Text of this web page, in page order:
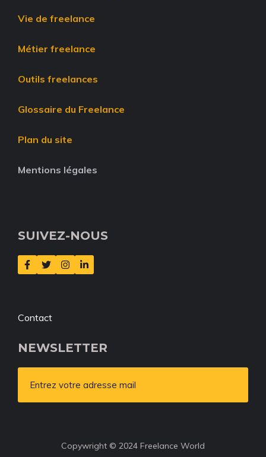
Vie de freelance
Métier freelance
Outils freelances
Glossaire du Freelance
Plan du site
Mentions légales
SUIVEZ-NOUS
Contact
NEWSLETTER
Entrez votre adresse mail
Copywright © 2024 Freelance World